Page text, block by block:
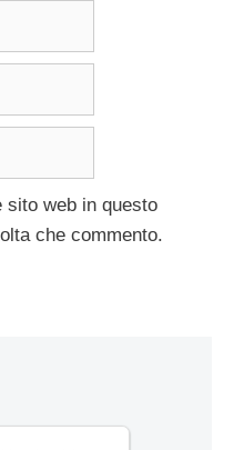
sito web in questo
che commento.